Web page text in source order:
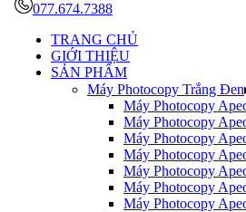
077.674.7388
TRANG CHỦ
GIỚI THIỆU
SẢN PHẨM
Máy Photocopy Trắng Đen
Máy Photocopy
Máy Photocopy
Máy Photocopy
Máy Photocopy
Máy Photocopy
Máy Photocopy
Máy Photocopy